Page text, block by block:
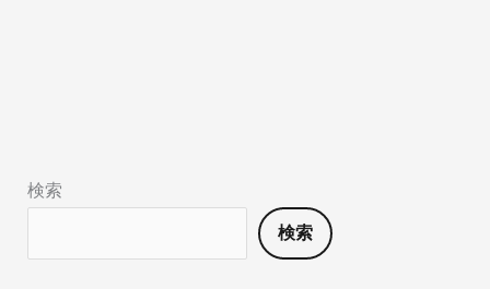
検索
検索